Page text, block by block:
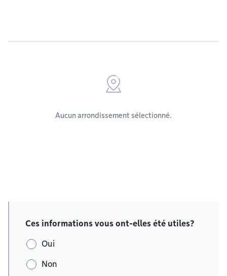
Aucun arrondissement sélectionné.
Ces informations vous ont-elles été utiles?
Oui
Non